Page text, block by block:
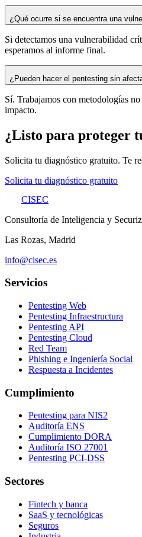
¿Qué ocurre si se encuentra una
Si detectamos una vulnerabilidad
esperamos al informe final.
¿Pueden hacer el pentesting sin
Sí. Trabajamos con metodologías
impacto.
¿Listo para proteger
Solicita tu diagnóstico gratuito. Te
Solicita tu diagnóstico gratuito
CISEC
Consultoría de Inteligencia y
Las Rozas, Madrid
info@cisec.es
Servicios
Pentesting Web
Pentesting Infraestructura
Pentesting API
Pentesting Cloud
Red Team
Phishing e Ingeniería Social
Respuesta a Incidentes
Cumplimiento
Pentesting para NIS2
Auditoría ENS
Cumplimiento DORA
Auditoría ISO 27001
Pentesting PCI-DSS
Sectores
Fintech y banca
SaaS y tecnológicas
Seguros